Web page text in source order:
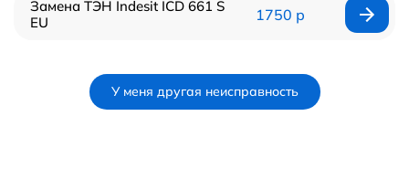
Замена ТЭН Indesit ICD 661 S
EU
1750 р
У меня другая неисправность